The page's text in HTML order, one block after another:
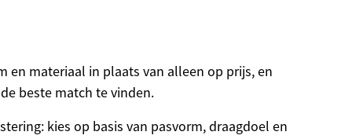
en materiaal in plaats van alleen op prijs, en
beste match te vinden.
kies op basis van pasvorm, draagdoel en